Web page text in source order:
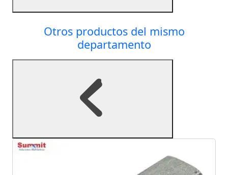
Otros productos del mismo
departamento